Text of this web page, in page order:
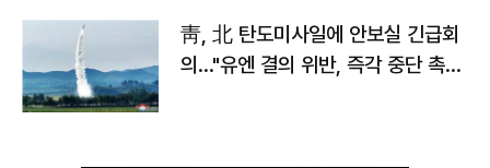
靑, 北 탄도미사일에 안보실 긴급회
의…"유엔 결의 위반, 즉각 중단 촉